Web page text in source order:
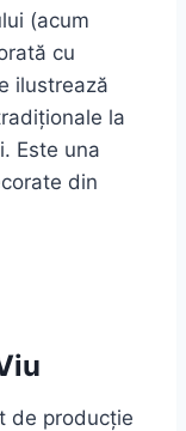
(acum
cu
ilustrează
la
Este una
din
de producție